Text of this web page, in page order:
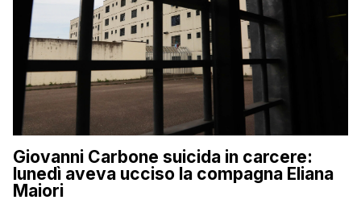
Giovanni Carbone suicida in carcere:
lunedì aveva ucciso la compagna Eliana
Maiori